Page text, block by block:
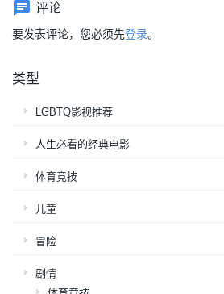
评论
要发表评论，您必须先登录。
类型
LGBTQ影视推荐
人生必看的经典电影
体育竞技
儿童
冒险
剧情